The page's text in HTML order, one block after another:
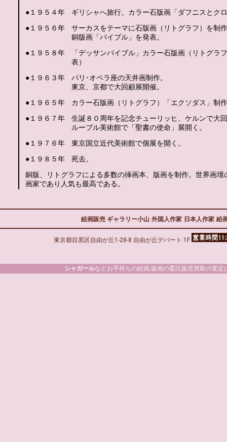
●１９５４年
ギリシャへ旅行。カラー石版画「ダフニスとク
●１９５６年
サーカスをテーマに石版画（リトグラフ）を制
銅版画「バイブル」を発表。
●１９５８年
「デッサンバイブル」カラー石版画（リトグラ
表）
●１９６３年
パリ･オペラ座の天井画制作。
東京、京都で大回顧展開催。
●１９６５年
カラー石版画（リトグラフ）「エクソダス」制
●１９６７年
生誕８０周年を記念チューリッヒ、ケルンで大
ルーブル美術館で「聖書の使命」展開く。
●１９７６年
東京国立近代美術館で個展を開く。
●１９８５年
死去。
銅版、リトグラフによる多数の挿画本、版画を制作。世界画
画家であり人気も最高である。
絵画販売 ギャラリー小山 外国人作家 日本人作家 絵
東京都目黒区自由が丘1-28-8 自由が丘デパート 1F
シャガールなどお手持ちの絵画,版画の委託販売買取の査